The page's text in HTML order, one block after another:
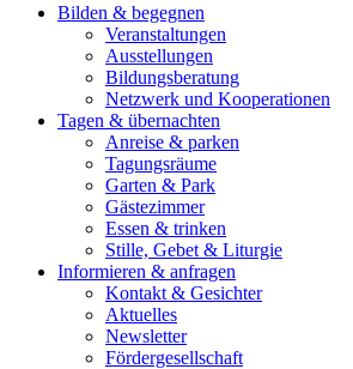
Bilden & begegnen
Veranstaltungen
Ausstellungen
Bildungsberatung
Netzwerk und Kooperationen
Tagen & übernachten
Anreise & parken
Tagungsräume
Garten & Park
Gästezimmer
Essen & trinken
Stille, Gebet & Liturgie
Informieren & anfragen
Kontakt & Gesichter
Aktuelles
Newsletter
Fördergesellschaft